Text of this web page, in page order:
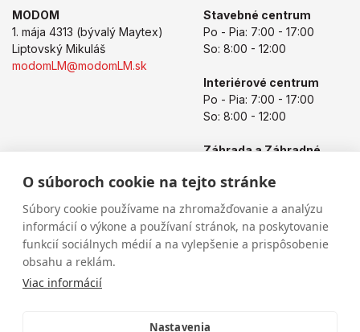
O súboroch cookie na tejto stránke
Súbory cookie používame na zhromažďovanie a analýzu
informácií o výkone a používaní stránok, na poskytovanie
funkcií sociálnych médií a na vylepšenie a prispôsobenie
obsahu a reklám.
Viac informácií
Nastavenia
MODOM
1. mája 4313 (bývalý Maytex)
Liptovský Mikuláš
modomLM@modomLM.sk
Stavebné centrum
Po - Pia: 7:00 - 17:00
So: 8:00 - 12:00
Interiérové centrum
Po - Pia: 7:00 - 17:00
So: 8:00 - 12:00
Záhrada a Záhradné
Po - Pia: 8:00 - 17:00
So: 8:00 - 12:00